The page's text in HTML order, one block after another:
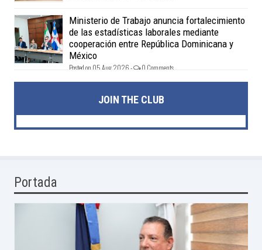
Ministerio de Trabajo anuncia fortalecimiento
de las estadísticas laborales mediante
cooperación entre República Dominicana y
México
Posted on 05 Aug 2026 - 0 Comments
JOIN THE CLUB
Portada